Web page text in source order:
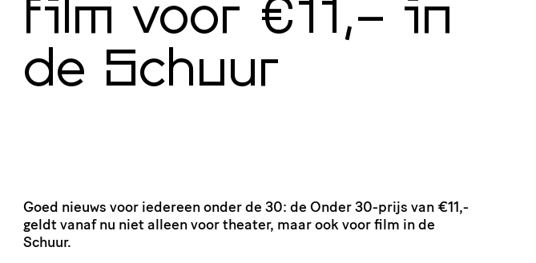
film voor €11,- in
de Schuur
Goed nieuws voor iedereen onder de 30: de Onder 30-prijs van €11,-
geldt vanaf nu niet alleen voor theater, maar ook voor film in de
Schuur.